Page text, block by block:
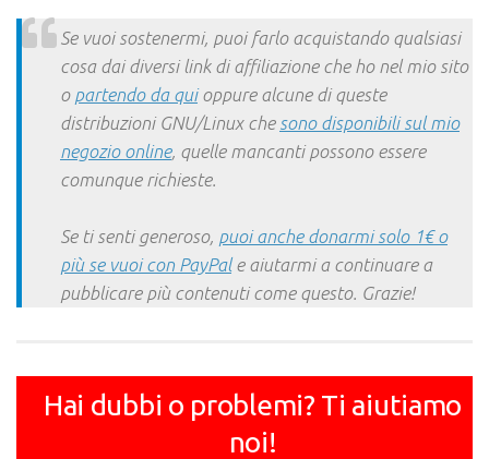
Se vuoi sostenermi, puoi farlo acquistando qualsiasi
cosa dai diversi link di affiliazione che ho nel mio sito
o partendo da quioppure alcune di queste
distribuzioni GNU/Linux che sono disponibili sul mio
negozio online, quelle mancanti possono essere
comunque richieste.
Se ti senti generoso, puoi anche donarmi solo 1€ o
più se vuoi con PayPale aiutarmi a continuare a
pubblicare più contenuti come questo. Grazie!
Hai dubbi o problemi? Ti aiutiamo
noi!